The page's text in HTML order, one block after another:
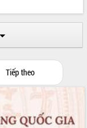
Tiếp theo